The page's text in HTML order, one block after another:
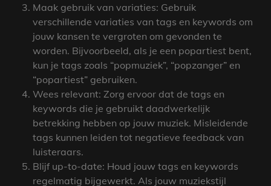
Maak gebruik van variaties: Gebruik
verschillende variaties van tags en keywords om
jouw kansen te vergroten om gevonden te
worden. Bijvoorbeeld, als je een popartiest bent,
kun je tags zoals “popmuziek”, “popzanger” en
“popartiest” gebruiken.
Wees relevant: Zorg ervoor dat de tags en
keywords die je gebruikt daadwerkelijk
betrekking hebben op jouw muziek. Misleidende
tags kunnen leiden tot negatieve feedback van
luisteraars.
Blijf up-to-date: Houd jouw tags en keywords
regelmatig bijgewerkt. Als jouw muziekstijl